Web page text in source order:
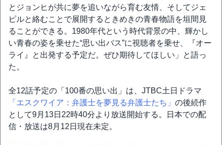
とジョンヒが共に夢を追いながら育む友情、そしてジェ
ピルと絡むことで展開するときめきの青春物語を垣間見
ることができる。1980年代という時代背景の中、輝かし
い青春の姿を乗せた“思い出バス”に視聴者を乗せ、『オー
ライ』と出発する予定だ。ぜひ期待してほしい」と語っ
た。
全12話予定の「100番の思い出」は、JTBC土日ドラマ
「エスクワイア：弁護士を夢見る弁護士たち」 の後続作
として9月13日22時40分より放送開始する。日本での配
信・放送は8月12日現在未定。